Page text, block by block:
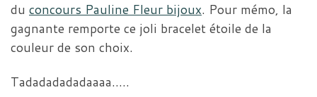
du concours Pauline Fleur bijoux. Pour mémo, la
gagnante remporte ce joli bracelet étoile de la
couleur de son choix.
Tadadadadadaaaa…..